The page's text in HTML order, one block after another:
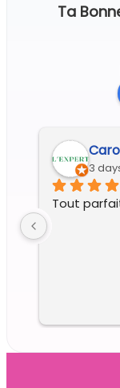
Ta
3
Tout